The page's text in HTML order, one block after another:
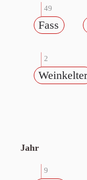
49
Fass
2
Weinkelter
Jahr
9